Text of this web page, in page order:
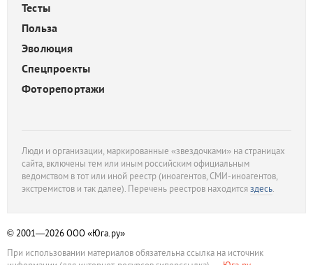
Тесты
Польза
Эволюция
Спецпроекты
Фоторепортажи
Люди и организации, маркированные «звездочками» на страницах
сайта, включены тем или иным российским официальным
ведомством в тот или иной реестр (иноагентов, СМИ-иноагентов,
экстремистов и так далее). Перечень реестров находитсяздесь.
© 2001—2026ООО «Юга.ру»
При использовании материалов обязательна ссылка на источник